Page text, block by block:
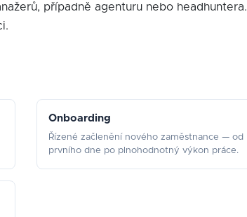
případně agenturu nebo headhuntera.
Onboarding
Řízené začlenění nového zaměstnance — od
prvního dne po plnohodnotný výkon práce.